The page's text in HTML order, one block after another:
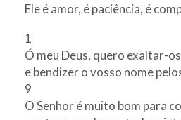
Ele é amor, é paciência, é
1
Ó meu Deus, quero exaltar-
e bendizer o vosso nome
9
O Senhor é muito bom para